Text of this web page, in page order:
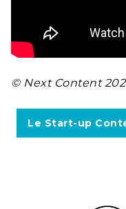
© Next Content
Le Start-up